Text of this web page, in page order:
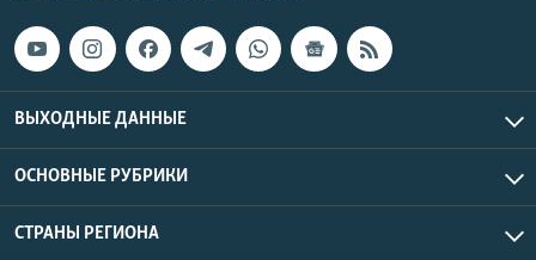
ВЫХОДНЫЕ ДАННЫЕ
ОСНОВНЫЕ РУБРИКИ
СТРАНЫ РЕГИОНА